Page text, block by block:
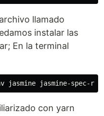
llamado
instalar las
En la terminal
jasmine jasmine-spec-
con yarn